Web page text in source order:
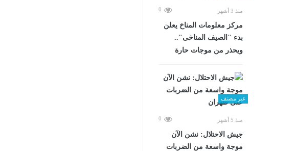
منذ 3 أشهر 0
مركز معلومات المناخ يعلن
بدء "الصيف المناخى"..
ويحذر من موجات حارة
غير مصنف
منذ 5 أشهر 0
جيش الاحتلال: نشن الآن
موجة واسعة من الضربات